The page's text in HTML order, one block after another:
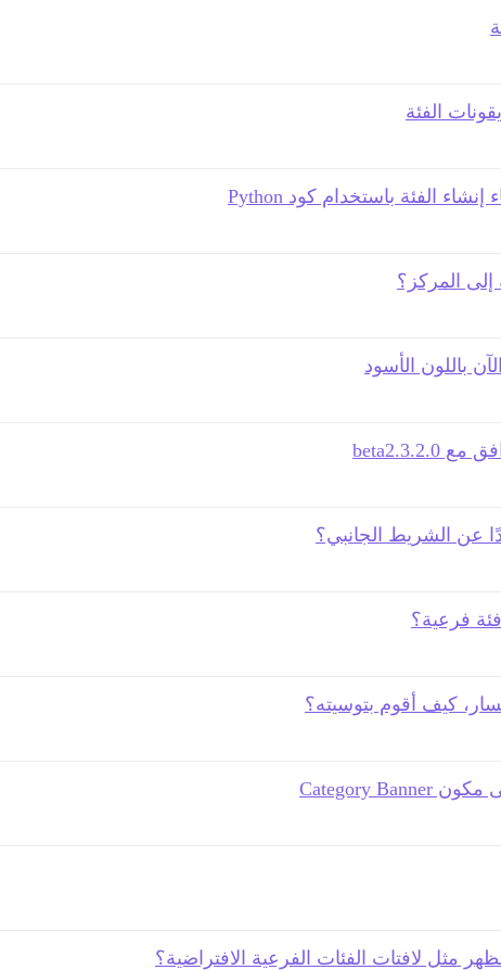
الفئة
المركز؟
باللون الأسود
عن الشريط الجانبي؟
فرعية؟
كيف أقوم بتوسيته؟
مثل لافتات الفئات الفرعية الافتراضية؟